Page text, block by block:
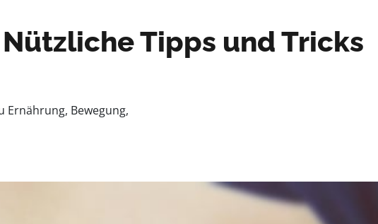
Tipps und Tricks
Ernährung, Bewegung,